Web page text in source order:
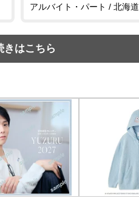
アルバイト・パート / 北海道
きはこちら